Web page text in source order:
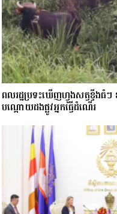
ពលរដ្ឋប្រទះឃេីញហ្វូងសត្វខ្ទីង
បណ្តោយ​ដងផ្លូវអ្នកធ្វើដំណើរ